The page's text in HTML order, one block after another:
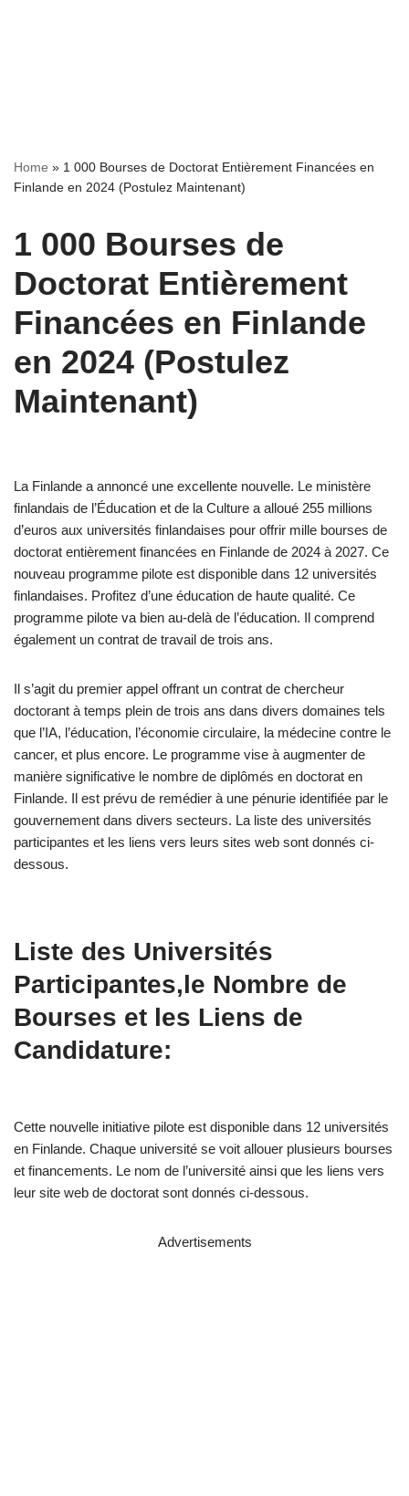
Home » 1 000 Bourses de Doctorat Entièrement Financées en
Finlande en 2024 (Postulez Maintenant)
1 000 Bourses de
Doctorat Entièrement
Financées en Finlande
en 2024 (Postulez
Maintenant)
La Finlande a annoncé une excellente nouvelle. Le ministère
finlandais de l’Éducation et de la Culture a alloué 255 millions
d’euros aux universités finlandaises pour offrir mille bourses de
doctorat entièrement financées en Finlande de 2024 à 2027. Ce
nouveau programme pilote est disponible dans 12 universités
finlandaises. Profitez d’une éducation de haute qualité. Ce
programme pilote va bien au-delà de l’éducation. Il comprend
également un contrat de travail de trois ans.
Il s’agit du premier appel offrant un contrat de chercheur
doctorant à temps plein de trois ans dans divers domaines tels
que l’IA, l’éducation, l’économie circulaire, la médecine contre le
cancer, et plus encore. Le programme vise à augmenter de
manière significative le nombre de diplômés en doctorat en
Finlande. Il est prévu de remédier à une pénurie identifiée par le
gouvernement dans divers secteurs. La liste des universités
participantes et les liens vers leurs sites web sont donnés ci-
dessous.
Liste des Universités
Participantes,le Nombre de
Bourses et les Liens de
Candidature:
Cette nouvelle initiative pilote est disponible dans 12 universités
en Finlande. Chaque université se voit allouer plusieurs bourses
et financements. Le nom de l’université ainsi que les liens vers
leur site web de doctorat sont donnés ci-dessous.
Advertisements